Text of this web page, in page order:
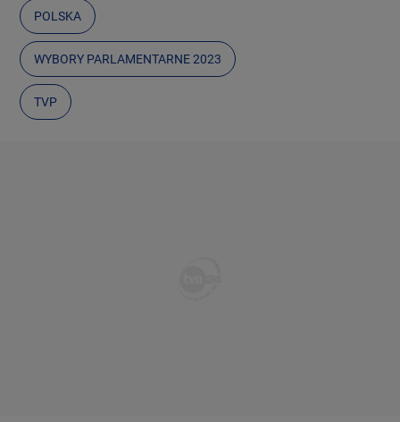
POLSKA
WYBORY PARLAMENTARNE 2023
TVP